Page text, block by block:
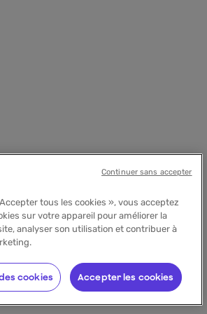
tous les cookies », vous acceptez
sur votre appareil pour améliorer la
analyser son utilisation et contribuer à
Accepter les cookies
cookies
Continuer sans accepter